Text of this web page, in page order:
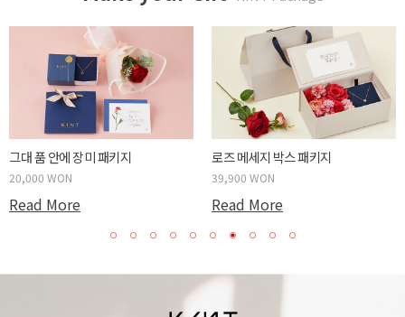
튤립같은 너에게 패키지
20,000 WON
Read More
카네이션 메세지 박스 패키지
39,900 WON
Read More